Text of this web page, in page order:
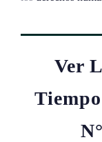
Ver